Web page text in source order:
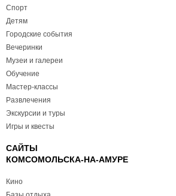
Спорт
Детям
Городские события
Вечеринки
Музеи и галереи
Обучение
Мастер-классы
Развлечения
Экскурсии и туры
Игры и квесты
САЙТЫ
КОМСОМОЛЬСКА-НА-АМУРЕ
Кино